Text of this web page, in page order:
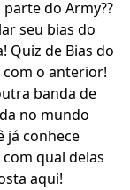
do Army??
seu bias do
Quiz de Bias do
com o anterior!
banda de
no mundo
já conhece
qual delas
aqui!